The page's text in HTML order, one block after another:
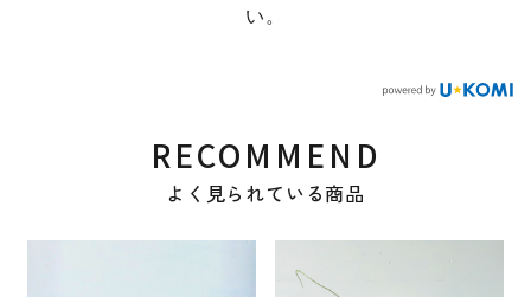
い。
RECOMMEND
よく見られている商品